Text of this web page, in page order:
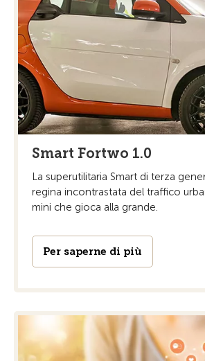
Smart Fortwo 1.0
La superutilitaria Smart di terza
regina incontrastata del traffico
mini che gioca alla grande.
Per saperne di più